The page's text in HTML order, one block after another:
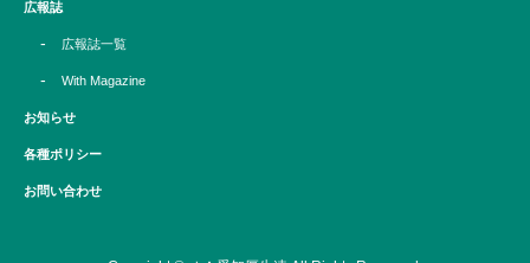
広報誌
広報誌一覧
With Magazine
お知らせ
各種ポリシー
お問い合わせ